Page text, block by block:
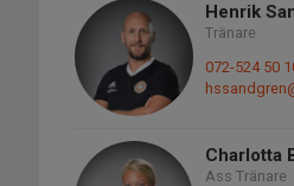
Henrik
Tränare
072-524 50
Charlotta
Ass Tränare